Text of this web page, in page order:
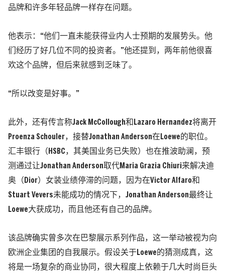
品牌和许多年轻品牌一样存在问题。
他表示：“他们一直未能获得业内人士预期的发展势头。他
们经历了好几位不同的投资者。”他还提到，两年前他很喜
欢这个品牌，但后来就感到乏味了。
“所以改变是好事。”
此外，还有传言称Jack McCollough和Lazaro Hernandez将离开
Proenza Schouler，接替Jonathan Anderson在Loewe的职位。
汇丰银行（HSBC，其美国业务已失败）也在推波助澜，预
测通过让Jonathan Anderson取代Maria Grazia Chiuri来解决迪
奥（Dior）女装业绩停滞的问题，因为在Victor Alfaro和
Stuart Vevers未能成功的情况下，Jonathan Anderson最终让
Loewe大获成功，而且他还有自己的品牌。
该品牌确实曾多次在巴黎展示系列作品，这一举动被视为向
欧洲企业集团的自我展示。假设关于Loewe的猜测成真，这
将是一场复杂的商业协同，很大程度上依赖于几大时尚巨头